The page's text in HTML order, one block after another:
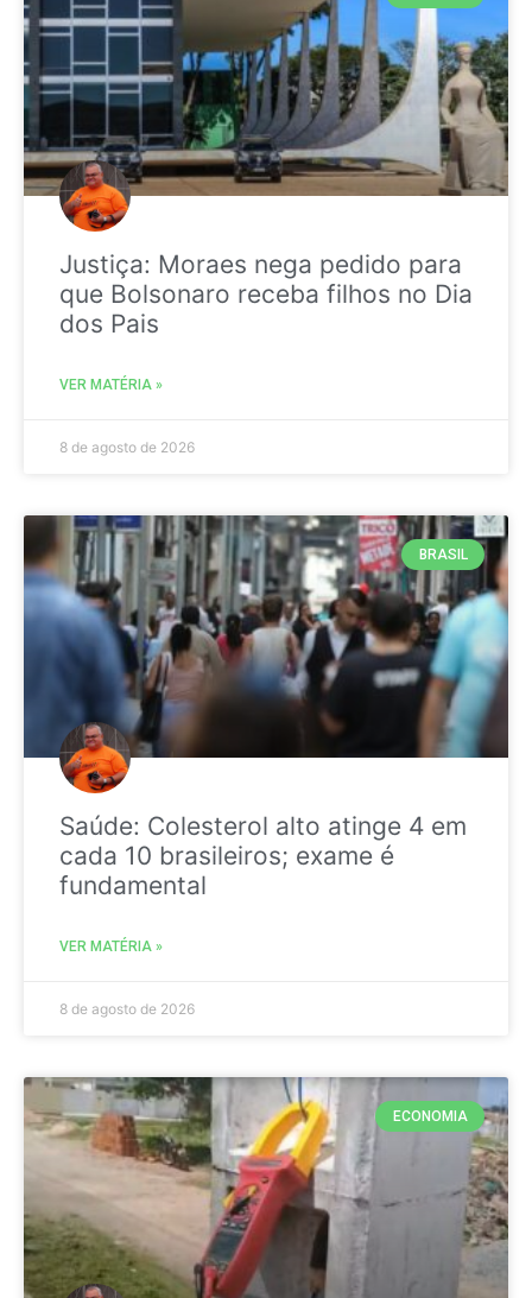
Justiça: Moraes nega pedido para
que Bolsonaro receba filhos no Dia
dos Pais
VER MATÉRIA »
8 de agosto de 2026
BRASIL
Saúde: Colesterol alto atinge 4 em
cada 10 brasileiros; exame é
fundamental
VER MATÉRIA »
8 de agosto de 2026
ECONOMIA